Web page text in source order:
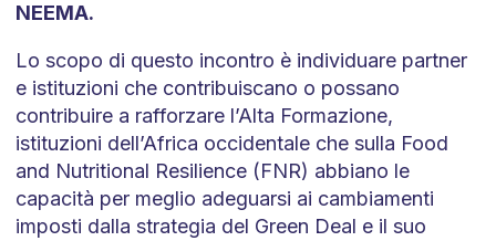
NEEMA.
Lo scopo di questo incontro è individuare partner
e istituzioni che contribuiscano o possano
contribuire a rafforzare l’Alta Formazione,
istituzioni dell’Africa occidentale che sulla Food
and Nutritional Resilience (FNR) abbiano le
capacità per meglio adeguarsi ai cambiamenti
imposti dalla strategia del Green Deal e il suo